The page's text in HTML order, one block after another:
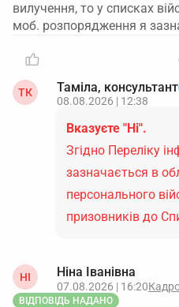
вилучення, то у списках
моб. розпорядження я
ТК Таміла, консультант
08.08.2026 | 12:38
Вказуєте "Ні".
Згідно Переліку
зазначається в
персонального
призовників до
НІ Ніна Іванівна
07.08.2026 | 16:20
ВІДПОВІДЬ НАДАНО